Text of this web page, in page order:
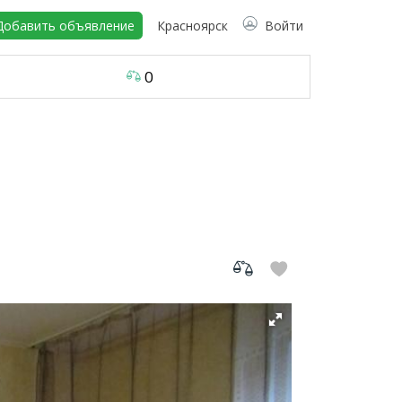
объявление Красноярск Войти
0